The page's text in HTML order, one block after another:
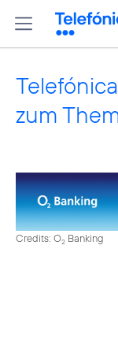
zum
Credits: O2 Banking